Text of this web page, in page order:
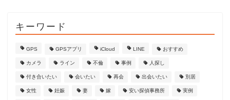
キーワード
GPS GPSアプリ iCloud LINE おすすめ
カメラ ライン 不倫 事例 人探し
付き合いたい 会いたい 再会 出会いたい 別居
女性 妊娠 妻 嫁 安い探偵事務所 実例